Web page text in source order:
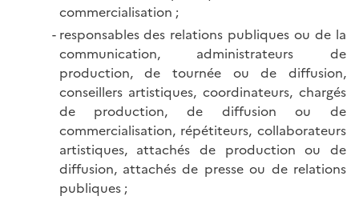
commercialisation ;
responsables des relations publiques ou de la
communication, administrateurs de
production, de tournée ou de diffusion,
conseillers artistiques, coordinateurs, chargés
de production, de diffusion ou de
commercialisation, répétiteurs, collaborateurs
artistiques, attachés de production ou de
diffusion, attachés de presse ou de relations
publiques ;